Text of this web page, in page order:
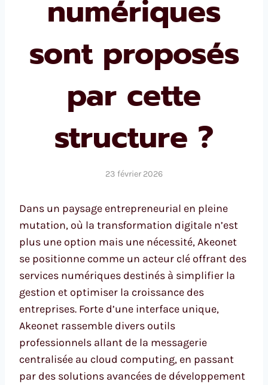
numériques
sont proposés
par cette
structure ?
23 février 2026
Dans un paysage entrepreneurial en pleine
mutation, où la transformation digitale n’est
plus une option mais une nécessité, Akeonet
se positionne comme un acteur clé offrant des
services numériques destinés à simplifier la
gestion et optimiser la croissance des
entreprises. Forte d’une interface unique,
Akeonet rassemble divers outils
professionnels allant de la messagerie
centralisée au cloud computing, en passant
par des solutions avancées de développement